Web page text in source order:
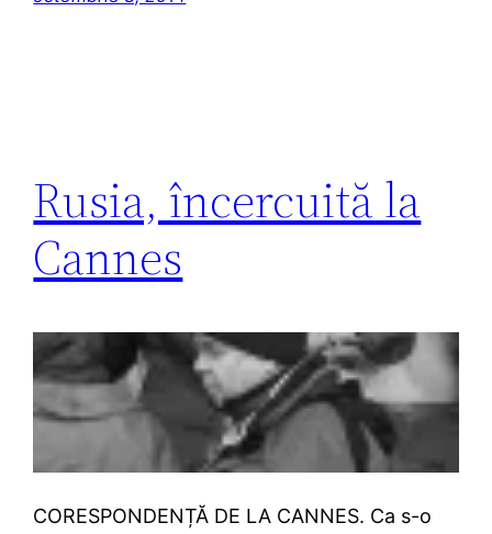
Rusia, încercuită la
Cannes
CORESPONDENȚĂ DE LA CANNES. Ca s-o